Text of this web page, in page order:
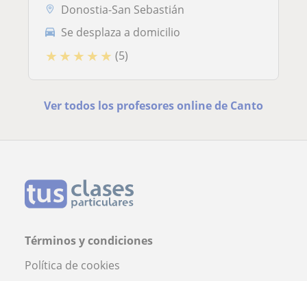
Donostia-San Sebastián
Se desplaza a domicilio
★ ★ ★ ★ ★ (5)
Ver todos los profesores online de Canto
Términos y condiciones
Política de cookies